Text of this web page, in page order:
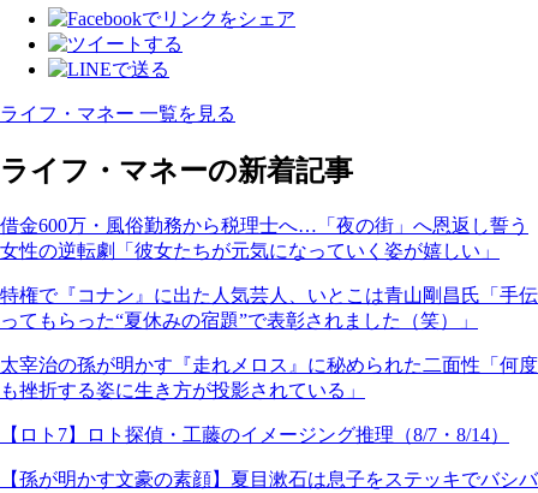
ライフ・マネー 一覧を見る
ライフ・マネーの新着記事
借金600万・風俗勤務から税理士へ…「夜の街」へ恩返し誓う
女性の逆転劇「彼女たちが元気になっていく姿が嬉しい」
特権で『コナン』に出た人気芸人、いとこは青山剛昌氏「手伝
ってもらった“夏休みの宿題”で表彰されました（笑）」
太宰治の孫が明かす『走れメロス』に秘められた二面性「何度
も挫折する姿に生き方が投影されている」
【ロト7】ロト探偵・工藤のイメージング推理（8/7・8/14）
【孫が明かす文豪の素顔】夏目漱石は息子をステッキでバシバ